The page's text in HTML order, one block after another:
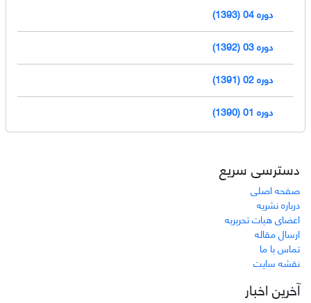
دوره 04 (1393)
دوره 03 (1392)
دوره 02 (1391)
دوره 01 (1390)
دسترسی سریع
صفحه اصلی
درباره نشریه
اعضای هیات تحریریه
ارسال مقاله
تماس با ما
نقشه سایت
آخرین اخبار